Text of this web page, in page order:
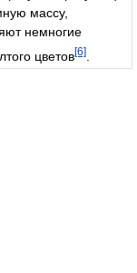
массу,
немногие
цветов[6]